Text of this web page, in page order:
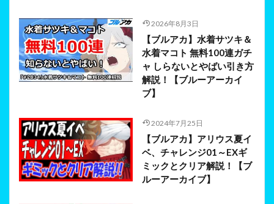
2026年8月3日
【ブルアカ】水着サツキ＆
水着マコト 無料100連ガチ
ャ しらないとやばい引き方
解説！【ブルーアーカイ
ブ】
2024年7月25日
【ブルアカ】アリウス夏イ
ベ、チャレンジ01～EXギ
ミックとクリア解説！【ブ
ルーアーカイブ】